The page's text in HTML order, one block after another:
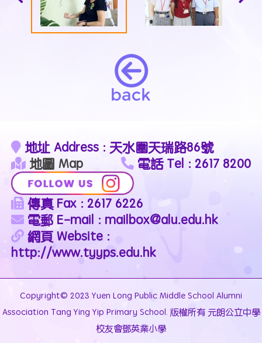
地址 Address : 天水圍天瑞路86號
地圖 Map
電話 Tel : 2617 8200
傳真 Fax : 2617 6226
電郵 E-mail : mailbox@alu.edu.hk
網頁 Website :
http://www.tyyps.edu.hk
Copyright© 2023 Yuen Long Public Middle School Alumni
Association Tang Ying Yip Primary School. 版權所有 元朗公立中學
校友會鄧英業小學